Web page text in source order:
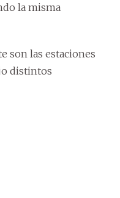
la misma
son las estaciones
distintos